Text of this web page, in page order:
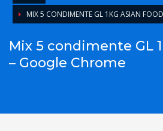
MIX 5 CONDIMENTE GL 1KG ASIAN
Mix 5 condimente GL
– Google Chrome